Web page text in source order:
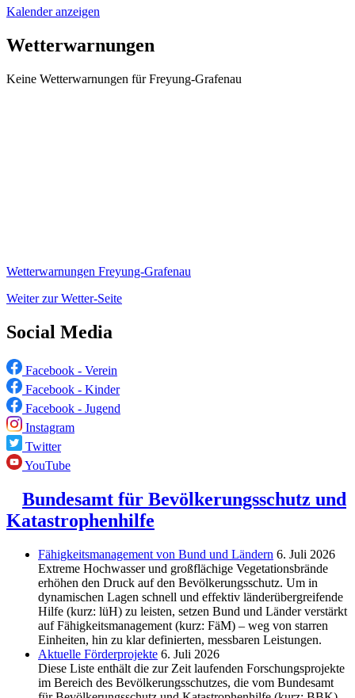
Kalender anzeigen
Wetterwarnungen
Keine Wetterwarnungen für Freyung-Grafenau
Wetterwarnungen Freyung-Grafenau
Weiter zur Wetter-Seite
Social Media
Facebook - Verein
Facebook - Kinder
Facebook - Jugend
Instagram
Twitter
YouTube
Bundesamt für Bevölkerungsschutz und
Katastrophenhilfe
Fähigkeitsmanagement von Bund und Ländern 6. Juli 2026
Extreme Hochwasser und großflächige Vegetationsbrände
erhöhen den Druck auf den Bevölkerungsschutz. Um in
dynamischen Lagen schnell und effektiv länderübergreifende
Hilfe (kurz: lüH) zu leisten, setzen Bund und Länder verstärkt
auf Fähigkeitsmanagement (kurz: FäM) – weg von starren
Einheiten, hin zu klar definierten, messbaren Leistungen.
Aktuelle Förderprojekte 6. Juli 2026
Diese Liste enthält die zur Zeit laufenden Forschungsprojekte
im Bereich des Be­völkerungs­schutzes, die vom Bundesamt